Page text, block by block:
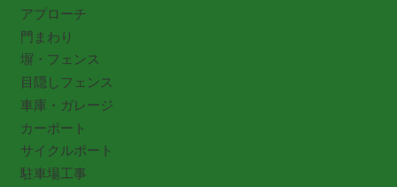
アプローチ
門まわり
塀・フェンス
目隠しフェンス
車庫・ガレージ
カーポート
サイクルポート
駐車場工事